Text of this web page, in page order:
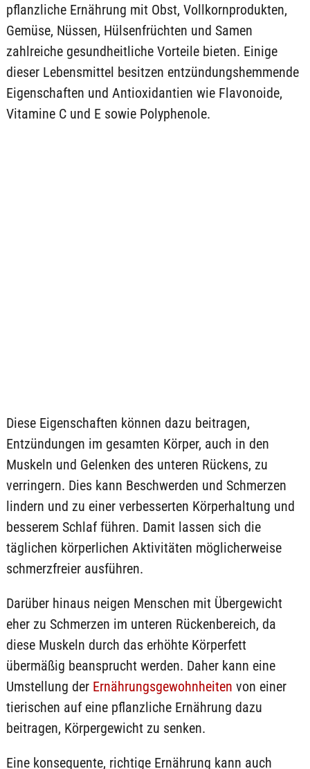
pflanzliche Ernährung mit Obst, Vollkornprodukten,
Gemüse, Nüssen, Hülsenfrüchten und Samen
zahlreiche gesundheitliche Vorteile bieten. Einige
dieser Lebensmittel besitzen entzündungshemmende
Eigenschaften und Antioxidantien wie Flavonoide,
Vitamine C und E sowie Polyphenole.
Diese Eigenschaften können dazu beitragen,
Entzündungen im gesamten Körper, auch in den
Muskeln und Gelenken des unteren Rückens, zu
verringern. Dies kann Beschwerden und Schmerzen
lindern und zu einer verbesserten Körperhaltung und
besserem Schlaf führen. Damit lassen sich die
täglichen körperlichen Aktivitäten möglicherweise
schmerzfreier ausführen.
Darüber hinaus neigen Menschen mit Übergewicht
eher zu Schmerzen im unteren Rückenbereich, da
diese Muskeln durch das erhöhte Körperfett
übermäßig beansprucht werden. Daher kann eine
Umstellung der Ernährungsgewohnheiten von einer
tierischen auf eine pflanzliche Ernährung dazu
beitragen, Körpergewicht zu senken.
Eine konsequente, richtige Ernährung kann auch